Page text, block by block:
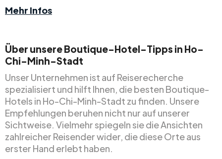
Mehr Infos
Über unsere Boutique-Hotel-Tipps in Ho-
Chi-Minh-Stadt
Unser Unternehmen ist auf Reiserecherche
spezialisiert und hilft Ihnen, die besten Boutique-
Hotels in Ho-Chi-Minh-Stadt zu finden. Unsere
Empfehlungen beruhen nicht nur auf unserer
Sichtweise. Vielmehr spiegeln sie die Ansichten
zahlreicher Reisender wider, die diese Orte aus
erster Hand erlebt haben.